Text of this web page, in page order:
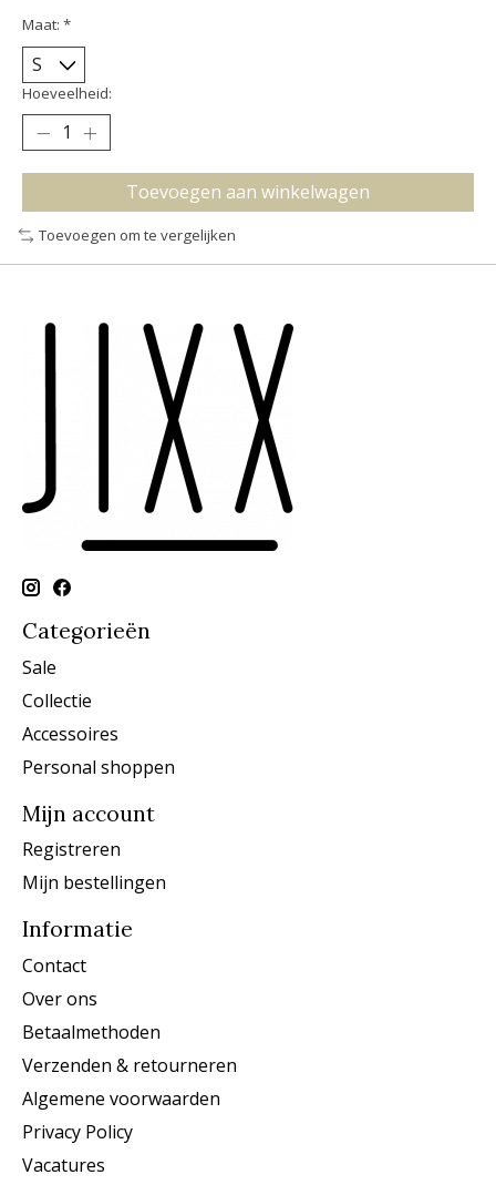
Maat: *
Hoeveelheid:
Toevoegen aan winkelwagen
Toevoegen om te vergelijken
Categorieën
Sale
Collectie
Accessoires
Personal shoppen
Mijn account
Registreren
Mijn bestellingen
Informatie
Contact
Over ons
Betaalmethoden
Verzenden & retourneren
Algemene voorwaarden
Privacy Policy
Vacatures